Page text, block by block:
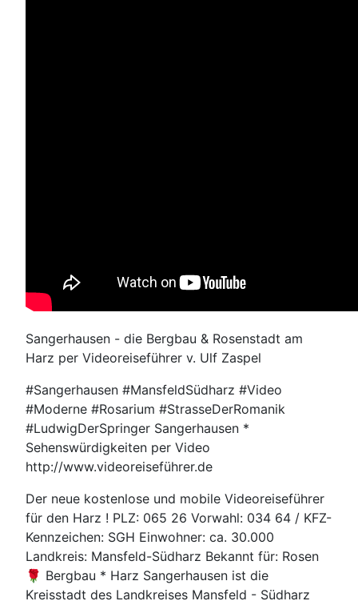
Sangerhausen - die Bergbau & Rosenstadt am
Harz per Videoreiseführer v. Ulf Zaspel
#Sangerhausen #MansfeldSüdharz #Video
#Moderne #Rosarium #StrasseDerRomanik
#LudwigDerSpringer Sangerhausen *
Sehenswürdigkeiten per Video
http://www.videoreiseführer.de
Der neue kostenlose und mobile Videoreiseführer
für den Harz ! PLZ: 065 26 Vorwahl: 034 64 / KFZ-
Kennzeichen: SGH Einwohner: ca. 30.000
Landkreis: Mansfeld-Südharz Bekannt für: Rosen
🌹 Bergbau * Harz Sangerhausen ist die
Kreisstadt des Landkreises Mansfeld - Südharz